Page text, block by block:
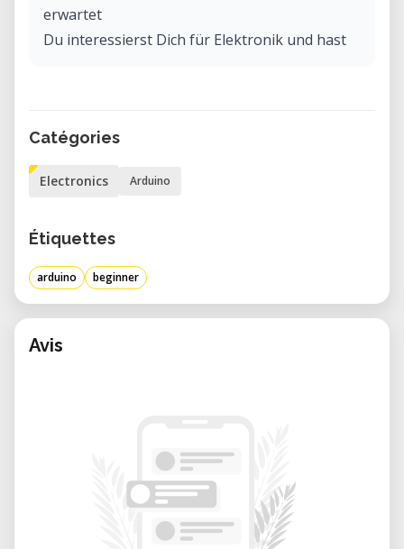
erwartet
Du interessierst Dich für Elektronik und hast
anderen Arduino-Neulingen erforschen wir
Programmierung.
verschiedene elektronische Bauelemente,
damit Du schnell verstehst, wie ein Arduino
funktioniert und wie Du erste eigene
Experimente ohne Frust umsetzen kannst.
Du lernst sowohl Hardware-Grundlagen als
• Schritt-für-Schritt Einführung in die
Bedienung des Arduino
• Verständnis, wie Signale an den Arduino
gesendet und wieder ausgegeben werden
Catégories
Electronics Arduino
Étiquettes
arduino beginner
Avis